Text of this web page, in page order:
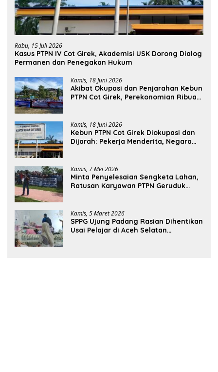
Rabu, 15 Juli 2026
Kasus PTPN IV Cot Girek, Akademisi USK Dorong Dialog
Permanen dan Penegakan Hukum
Kamis, 18 Juni 2026
Akibat Okupasi dan Penjarahan Kebun
PTPN Cot Girek, Perekonomian Ribuan
Kamis, 18 Juni 2026
Kebun PTPN Cot Girek Diokupasi dan
Dijarah: Pekerja Menderita, Negara
Kamis, 7 Mei 2026
Minta Penyelesaian Sengketa Lahan,
Ratusan Karyawan PTPN Geruduk
Kamis, 5 Maret 2026
SPPG Ujung Padang Rasian Dihentikan
Usai Pelajar di Aceh Selatan